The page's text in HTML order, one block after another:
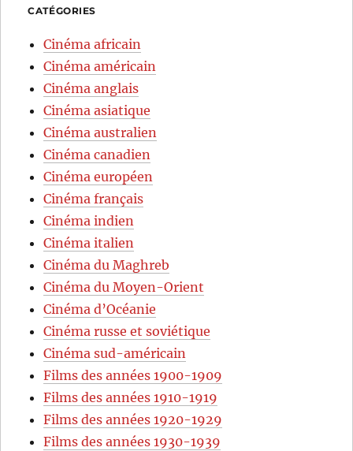
CATÉGORIES
Cinéma africain
Cinéma américain
Cinéma anglais
Cinéma asiatique
Cinéma australien
Cinéma canadien
Cinéma européen
Cinéma français
Cinéma indien
Cinéma italien
Cinéma du Maghreb
Cinéma du Moyen-Orient
Cinéma d’Océanie
Cinéma russe et soviétique
Cinéma sud-américain
Films des années 1900-1909
Films des années 1910-1919
Films des années 1920-1929
Films des années 1930-1939